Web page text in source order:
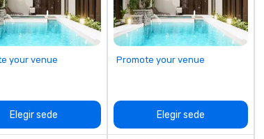
full museum buyout, MOIC blends
professional execution with a
uniquely delightful atmosphere,
successful, but sweetly
your venue
Elegir sede
Promote your venue
Elegir sede